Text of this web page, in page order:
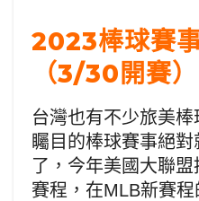
2023棒球賽
（3/30開賽）
台灣也有不少旅美
矚目的棒球賽事絕
了，今年美國大聯
賽程，在MLB新賽